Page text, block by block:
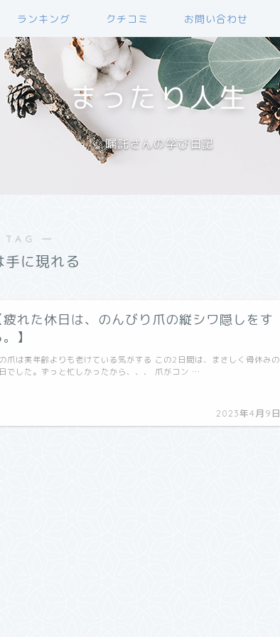
ランキング クチコミ お問い合わせ
まったり人生
嘱託さんの学び日記
―
手に現れる
疲れた休日は、のんびり爪の縦シワ隠しをす
】
2023年4月9日
爪は実年齢よりも老けている気がする この2日間は、まさしく骨休みの
でした。ずっと忙しかったから、、、 爪がコン …